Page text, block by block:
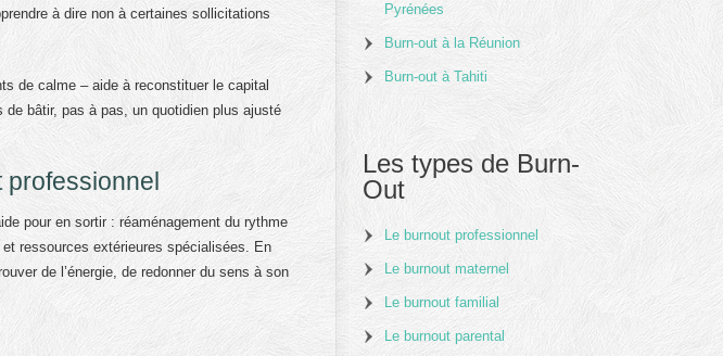
à dire non à certaines sollicitations
de calme – aide à reconstituer le capital
de bâtir, pas à pas, un quotidien plus ajusté
pour en sortir : réaménagement du rythme
ressources extérieures spécialisées. En
de l’énergie, de redonner du sens à son
Pyrénées
Burn-out à la Réunion
Burn-out à Tahiti
Les types de Burn-
Out
Le burnout professionnel
Le burnout maternel
Le burnout familial
Le burnout parental